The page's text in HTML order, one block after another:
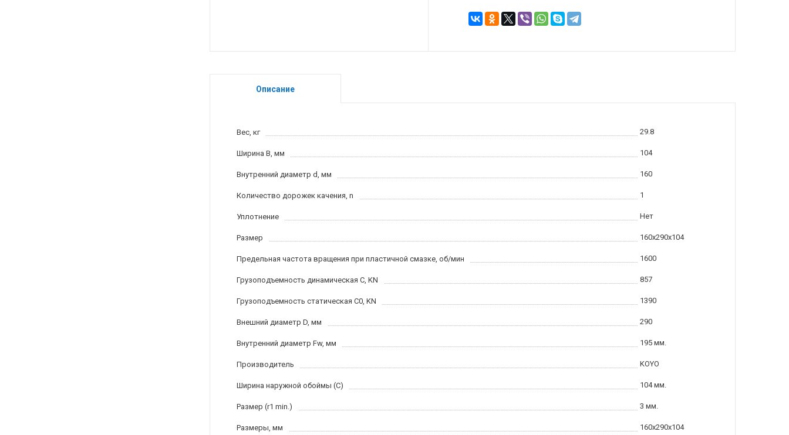
Описание
Вес, кг 29.8
Ширина B, мм 104
Внутренний диаметр d, мм 160
Количество дорожек качения, n 1
Уплотнение Нет
Размер 160x290x104
Предельная частота вращения при пластичной смазке, об/мин 1600
Грузоподъемность динамическая C, KN 857
Грузоподъемность статическая C0, KN 1390
Внешний диаметр D, мм 290
Внутренний диаметр Fw, мм 195 мм.
Производитель KOYO
Ширина наружной обоймы (C) 104 мм.
Размер (r1 min.) 3 мм.
Размеры, мм 160x290x104